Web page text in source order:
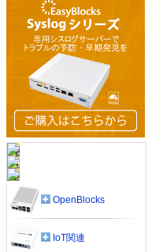
OpenBlocks
IoT関連